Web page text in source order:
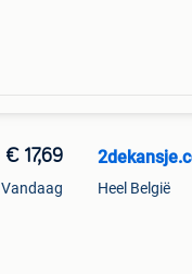
€ 17,69
Vandaag Heel België